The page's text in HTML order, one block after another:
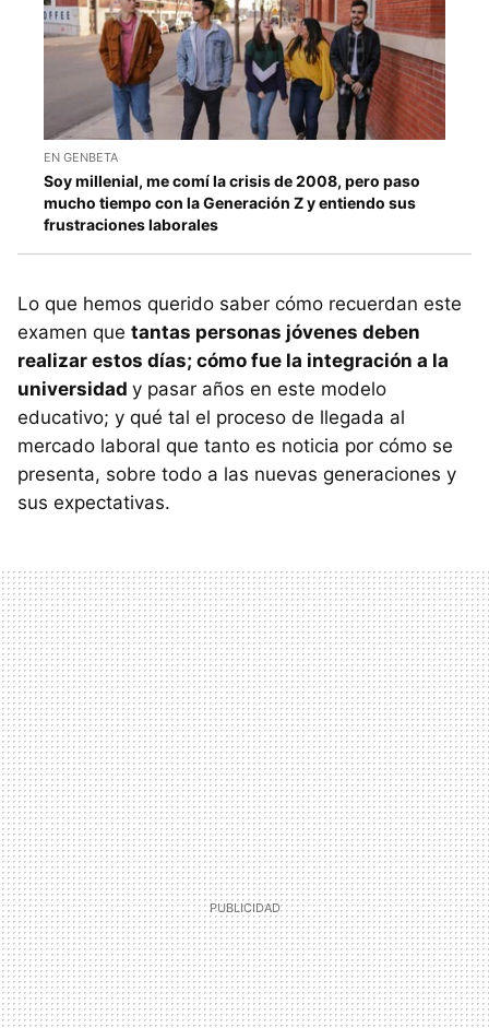
EN GENBETA
Soy millenial, me comí la crisis de 2008, pero paso
mucho tiempo con la Generación Z y entiendo sus
frustraciones laborales
Lo que hemos querido saber cómo recuerdan este
examen que tantas personas jóvenes deben
realizar estos días; cómo fue la integración a la
universidad y pasar años en este modelo
educativo; y qué tal el proceso de llegada al
mercado laboral que tanto es noticia por cómo se
presenta, sobre todo a las nuevas generaciones y
sus expectativas.